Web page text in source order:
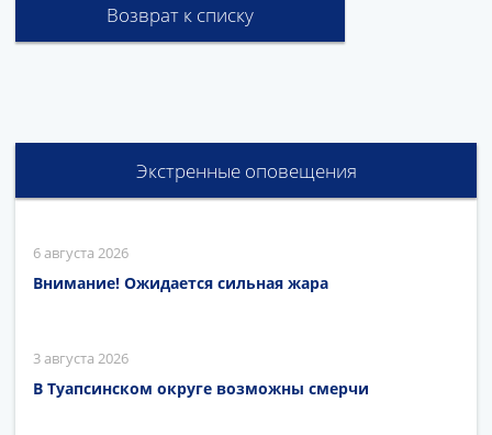
Возврат к списку
Экстренные оповещения
6 августа 2026
Внимание! Ожидается сильная жара
3 августа 2026
В Туапсинском округе возможны смерчи